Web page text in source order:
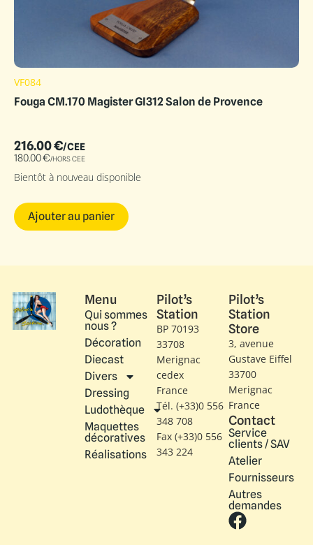
VF084
Fouga CM.170 Magister GI312 Salon de Provence
216.00€/CEE
180.00€/HORS CEE
Bientôt à nouveau disponible
Ajouter au panier
Menu
Qui sommes
nous ?
Décoration
Diecast
Divers
Dressing
Ludothèque
Maquettes
décoratives
Réalisations
Pilot’s
Station
BP 70193
33708
Merignac
cedex
France
Tél. (+33)0 556
348 708
Fax (+33)0 556
343 224
Pilot’s
Station
Store
3, avenue
Gustave Eiffel​
33700
Merignac
France
Contact
Service
clients / SAV
Atelier
Fournisseurs
Autres
demandes